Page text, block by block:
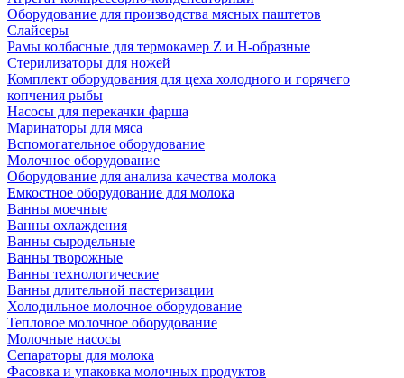
Оборудование для производства мясных паштетов
Слайсеры
Рамы колбасные для термокамер Z и H-образные
Стерилизаторы для ножей
Комплект оборудования для цеха холодного и горячего
копчения рыбы
Насосы для перекачки фарша
Маринаторы для мяса
Вспомогательное оборудование
Молочное оборудование
Оборудование для анализа качества молока
Емкостное оборудование для молока
Ванны моечные
Ванны охлаждения
Ванны сыродельные
Ванны творожные
Ванны технологические
Ванны длительной пастеризации
Холодильное молочное оборудование
Тепловое молочное оборудование
Молочные насосы
Сепараторы для молока
Фасовка и упаковка молочных продуктов